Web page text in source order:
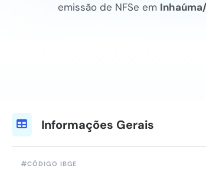
emissão de NFSe em
Informações Gerais
CÓDIGO IBGE